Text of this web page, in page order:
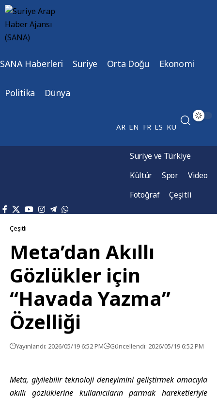
SANA Haberleri Suriye Orta Doğu Ekonomi
Politika Dünya
AR EN FR ES KU
Suriye ve Türkiye
Kültür
Spor
Video
Fotoğraf
Çeşitli
Çeşitli
Meta’dan Akıllı
Gözlükler için
“Havada Yazma”
Özelliği
Yayınlandı: 2026/05/19 6:52 PM Güncellendi: 2026/05/19 6:52 PM
Meta, giyilebilir teknoloji deneyimini geliştirmek amacıyla
akıllı gözlüklerine kullanıcıların parmak hareketleriyle